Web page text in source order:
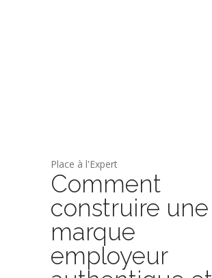
Place à l'Expert
Comment
construire une
marque
employeur